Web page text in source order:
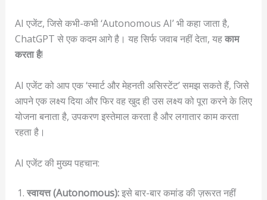
AI एजेंट, जिसे कभी-कभी ‘Autonomous AI’ भी कहा जाता है,
ChatGPT से एक कदम आगे है। यह सिर्फ जवाब नहीं देता, यहकाम
करता है!
AI एजेंट को आप एक ‘स्मार्ट और मेहनती असिस्टेंट’ समझ सकते हैं, जिसे
आपने एक लक्ष्य दिया और फिर वह खुद ही उस लक्ष्य को पूरा करने के लिए
योजना बनाता है, उपकरण इस्तेमाल करता है और लगातार काम करता
रहता है।
AI एजेंट की मुख्य पहचान:
स्वायत्त (Autonomous):इसे बार-बार कमांड की ज़रूरत नहीं